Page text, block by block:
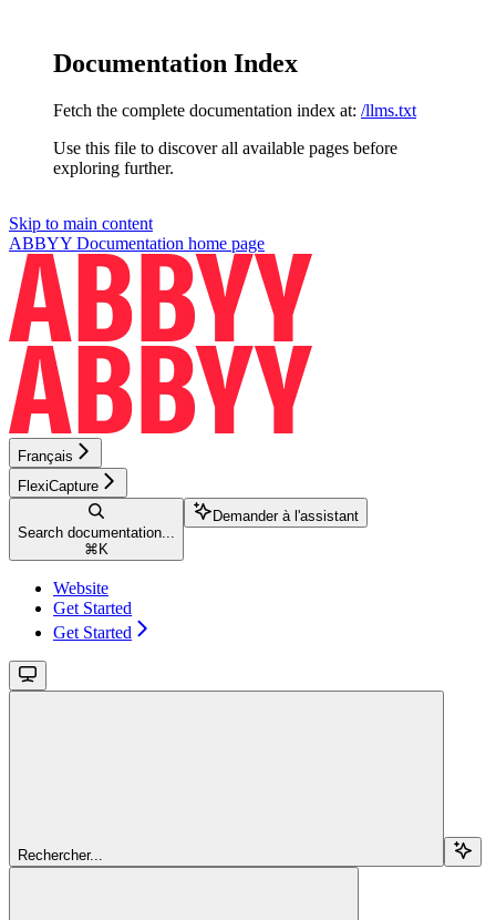
Documentation Index
Fetch the complete documentation index at: /llms.txt
Use this file to discover all available pages before
exploring further.
Skip to main content
ABBYY Documentation home page
Français
FlexiCapture
Search documentation...
⌘ K
Demander à l'assistant
Website
Get Started
Get Started
Rechercher...